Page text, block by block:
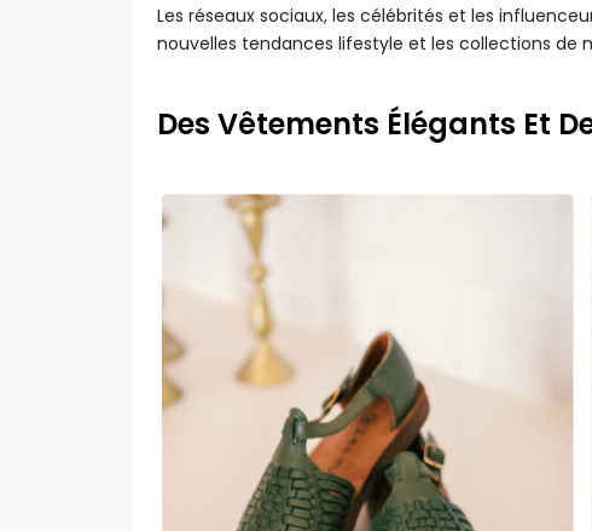
Les réseaux sociaux, les célébrités et les
nouvelles tendances lifestyle et les collections de
Des Vêtements Élégants Et